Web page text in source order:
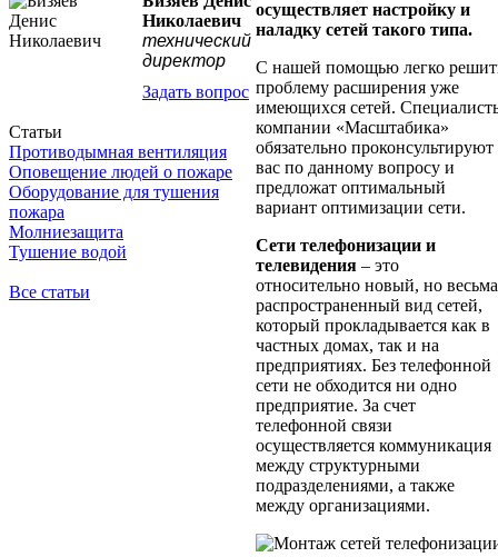
Николаевич
технический
директор
Задать вопрос
Статьи
Противодымная вентиляция
Оповещение людей о пожаре
Оборудование для тушения
пожара
Молниезащита
Тушение водой
Все статьи
осуществляет настройку и
наладку сетей такого типа.
С нашей помощью легко
проблему расширения уже
имеющихся сетей.
компании «Масштабика»
обязательно проконсультируют
вас по данному вопросу и
предложат оптимальный
вариант оптимизации сети.
Сети телефонизации и
телевидения – это
относительно новый, но весьма
распространенный вид сетей,
который прокладывается как в
частных домах, так и на
предприятиях. Без телефонной
сети не обходится ни одно
предприятие. За счет
телефонной связи
осуществляется коммуникация
между структурными
подразделениями, а также
между организациями.